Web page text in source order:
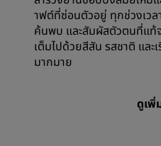
าฟต์ที่ซ่อนตัวอยู่ ทุกช่วงเว
ค้นพบ และสัมผัสตัวตนที่แท้
เต็มไปด้วยสีสัน รสชาติ และ
มากมาย
ดูเพิ่